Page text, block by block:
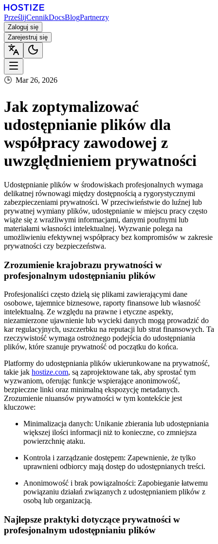
PrześlijCennikDocsBlogPartnerzy
Zaloguj się
Zarejestruj się
🕒 Mar 26, 2026
Jak zoptymalizować
udostępnianie plików dla
współpracy zawodowej z
uwzględnieniem prywatności
Udostępnianie plików w środowiskach profesjonalnych wymaga
delikatnej równowagi między dostępnością a rygorystycznymi
zabezpieczeniami prywatności. W przeciwieństwie do luźnej lub
prywatnej wymiany plików, udostępnianie w miejscu pracy często
wiąże się z wrażliwymi informacjami, danymi poufnymi lub
materiałami własności intelektualnej. Wyzwanie polega na
umożliwieniu efektywnej współpracy bez kompromisów w zakresie
prywatności czy bezpieczeństwa.
Zrozumienie krajobrazu prywatności w
profesjonalnym udostępnianiu plików
Profesjonaliści często dzielą się plikami zawierającymi dane
osobowe, tajemnice biznesowe, raporty finansowe lub własność
intelektualną. Ze względu na prawne i etyczne aspekty,
niezamierzone ujawnienie lub wycieki danych mogą prowadzić do
kar regulacyjnych, uszczerbku na reputacji lub strat finansowych. Ta
rzeczywistość wymaga ostrożnego podejścia do udostępniania
plików, które szanuje prywatność od początku do końca.
Platformy do udostępniania plików ukierunkowane na prywatność,
takie jak hostize.com, są zaprojektowane tak, aby sprostać tym
wyzwaniom, oferując funkcje wspierające anonimowość,
bezpieczne linki oraz minimalną ekspozycję metadanych.
Zrozumienie niuansów prywatności w tym kontekście jest
kluczowe:
Minimalizacja danych: Unikanie zbierania lub udostępniania
większej ilości informacji niż to konieczne, co zmniejsza
powierzchnię ataku.
Kontrola i zarządzanie dostępem: Zapewnienie, że tylko
uprawnieni odbiorcy mają dostęp do udostępnianych treści.
Anonimowość i brak powiązalności: Zapobieganie łatwemu
powiązaniu działań związanych z udostępnianiem plików z
osobą lub organizacją.
Najlepsze praktyki dotyczące prywatności w
profesjonalnym udostępnianiu plików